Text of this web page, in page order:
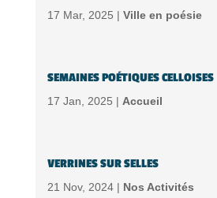
17 Mar, 2025 | Ville en poésie
SEMAINES POÉTIQUES CELLOISES
17 Jan, 2025 | Accueil
VERRINES SUR SELLES
21 Nov, 2024 | Nos Activités